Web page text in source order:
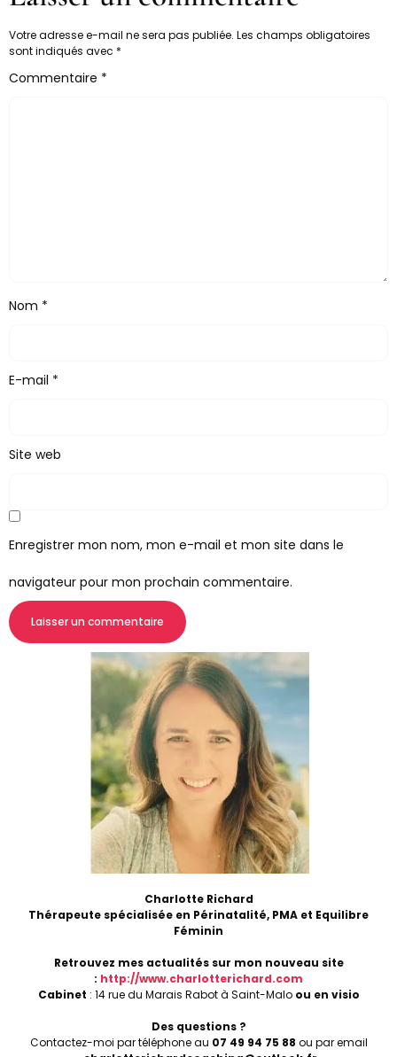
Votre adresse e-mail ne sera pas publiée. Les champs obligatoires
sont indiqués avec *
Commentaire *
Nom *
E-mail *
Site web
Enregistrer mon nom, mon e-mail et mon site dans le
navigateur pour mon prochain commentaire.
Charlotte Richard
Thérapeute spécialisée en Périnatalité, PMA et Equilibre
Féminin
Retrouvez mes actualités sur mon nouveau site
: http://www.charlotterichard.com
Cabinet : 14 rue du Marais Rabot à Saint-Malo ou en visio
Des questions ?
Contactez-moi par téléphone au 07 49 94 75 88 ou par email